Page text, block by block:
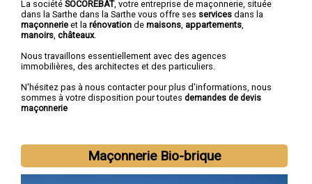
La société SOCOREBAT, votre entreprise de maçonnerie , située
dans la Sarthe dans la Sarthe vous offre ses services dans la
maçonnerie et la rénovation de maisons appartements
manoirs châteaux.
Nous travaillons essentiellement avec des agences
immobilières, des architectes et des particuliers.
N'hésitez pas à nous contacter pour plus d'informations, nous
sommes à votre disposition pour toutes demandes de devis
maçonnerie
Maçonnerie Bio-brique